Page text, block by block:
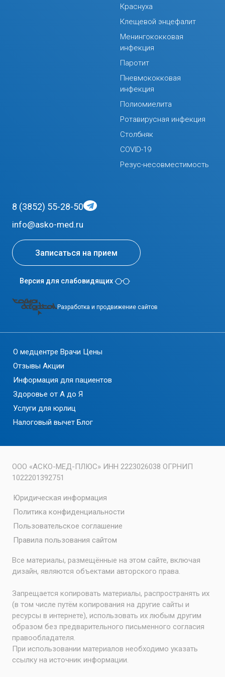
Краснуха
Клещевой энцефалит
Менингококковая
инфекция
Паротит
Пневмококковая
инфекция
Полиомиелита
Ротавирусная инфекция
Столбняк
COVID-19
Резус-несовместимость
8 (3852) 55-28-50
info@asko-med.ru
Записаться на прием
Версия для слабовидящих
Разработка и продвижение сайтов
О медцентре Врачи Цены
Отзывы Акции
Информация для пациентов
Здоровье от А до Я
Услуги для юрлиц
Налоговый вычет Блог
ООО «АСКО-МЕД-ПЛЮС» ИНН 2223026038 ОГРНИП
1022201392751
Юридическая информация
Политика конфиденциальности
Пользовательское соглашение
Правила пользования сайтом
Все материалы, размещённые на этом сайте, включая
дизайн, являются объектами авторского права.
Запрещается копировать материалы, распространять их
(в том числе путём копирования на другие сайты и
ресурсы в интернете), использовать их любым другим
образом без предварительного письменного согласия
правообладателя.
При использовании материалов необходимо указать
ссылку на источник информации.